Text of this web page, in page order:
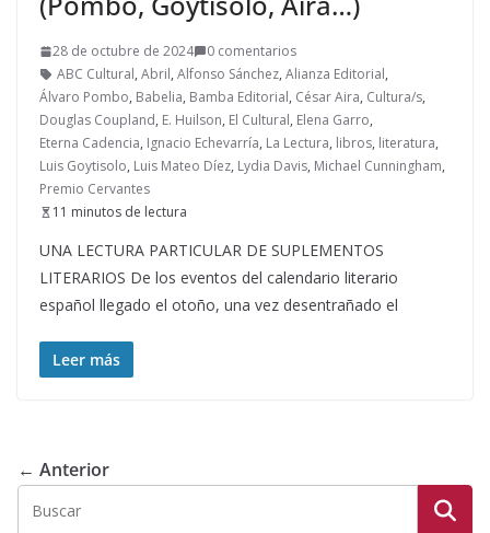
28 de octubre de 2024
0 comentarios
ABC Cultural, Abril, Alfonso Sánchez, Alianza Editorial,
Álvaro Pombo, Babelia, Bamba Editorial, César Aira, Cultura/s,
Douglas Coupland, E. Huilson, El Cultural, Elena Garro,
Eterna Cadencia, Ignacio Echevarría, La Lectura, libros, literatura,
Luis Goytisolo, Luis Mateo Díez, Lydia Davis, Michael Cunningham,
Premio Cervantes
11 minutos de lectura
UNA LECTURA PARTICULAR DE SUPLEMENTOS
LITERARIOS De los eventos del calendario literario
español llegado el otoño, una vez desentrañado el
Leer más
← Anterior